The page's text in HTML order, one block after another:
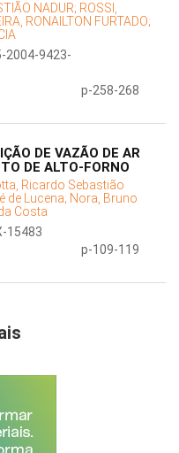
NADUR; ROSSI,
RONAILTON FURTADO;
2004-9423-
p-258-268
DE VAZÃO DE AR
DE ALTO-FORNO
Ricardo Sebastião
de Lucena; Nora, Bruno
Costa
15483
p-109-119